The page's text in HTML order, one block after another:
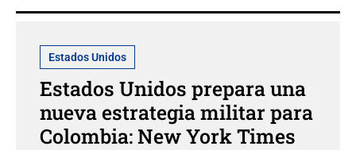
Estados Unidos
Estados Unidos prepara una
nueva estrategia militar para
Colombia: New York Times